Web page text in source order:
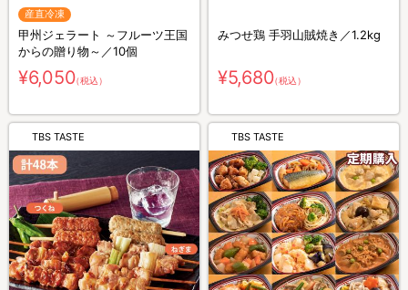
産直冷凍
甲州ジェラート ～フルーツ王国
からの贈り物～／10個
¥6,050（税込）
みつせ鶏 手羽山賊焼き／1.2kg
¥5,680（税込）
TBS TASTE TBS TASTE